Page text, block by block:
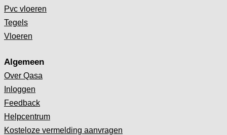
Pvc vloeren
Tegels
Vloeren
Algemeen
Over Qasa
Inloggen
Feedback
Helpcentrum
Kosteloze vermelding aanvragen